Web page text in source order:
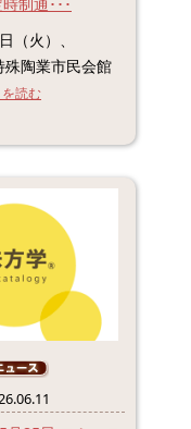
（火）、
陶業市民会館
読む